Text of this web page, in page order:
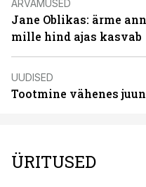
ARVAMUSED
Jane Oblikas: ärme
mille hind ajas kasvab
UUDISED
Tootmine vähenes
ÜRITUSED